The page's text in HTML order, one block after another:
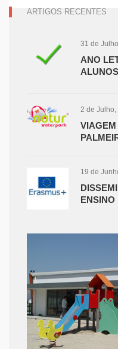
ARTIGOS RECENTES
31 de
ANO
2 de Julho,
VIAGEM
19 de
ENSINO